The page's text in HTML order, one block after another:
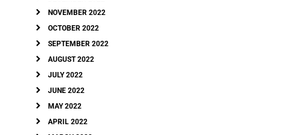
NOVEMBER 2022
OCTOBER 2022
SEPTEMBER 2022
AUGUST 2022
JULY 2022
JUNE 2022
MAY 2022
APRIL 2022